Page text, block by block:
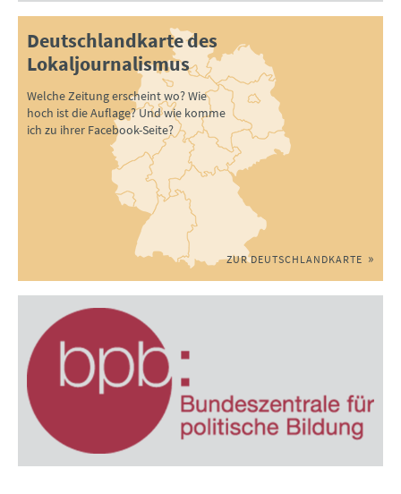
Deutschlandkarte des
Lokaljournalismus
Welche Zeitung erscheint wo? Wie
hoch ist die Auflage? Und wie komme
ich zu ihrer Facebook-Seite?
ZUR DEUTSCHLANDKARTE